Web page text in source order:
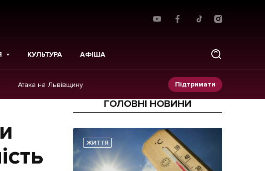
КУЛЬТУРА АФІША
Атака на Львівщину Підтримати
Прес-релізи
Фото/Відео
Made in Lviv
ГОЛОВНІ НОВИНИ
ЖИТТЯ